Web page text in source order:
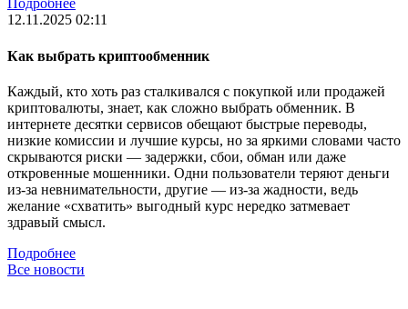
Подробнее
12.11.2025 02:11
Как выбрать криптообменник
Каждый, кто хоть раз сталкивался с покупкой или продажей
криптовалюты, знает, как сложно выбрать обменник. В
интернете десятки сервисов обещают быстрые переводы,
низкие комиссии и лучшие курсы, но за яркими словами часто
скрываются риски — задержки, сбои, обман или даже
откровенные мошенники. Одни пользователи теряют деньги
из-за невнимательности, другие — из-за жадности, ведь
желание «схватить» выгодный курс нередко затмевает
здравый смысл.
Подробнее
Все новости